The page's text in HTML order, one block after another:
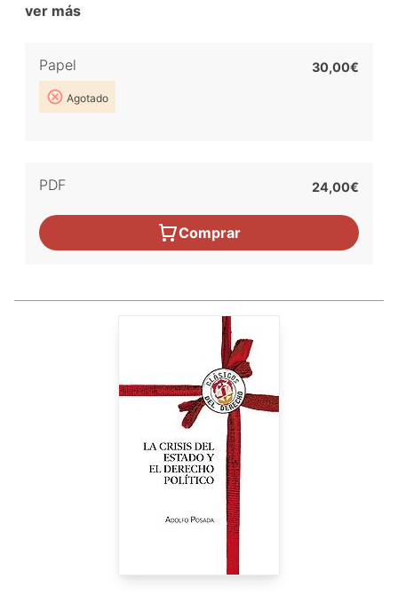
ver más
Papel
Agotado
30,00€
PDF 24,00€
Comprar